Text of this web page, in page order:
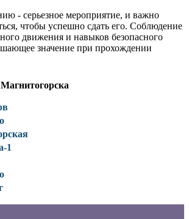
- серьезное мероприятие, и важно
чтобы успешно сдать его. Соблюдение
движения и навыков безопасного
значение при прохождении
1